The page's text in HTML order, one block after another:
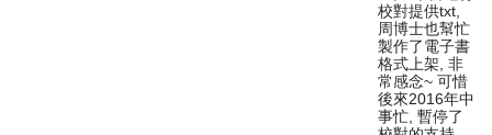
校對提供txt,
周博士也幫忙
製作了電子書
格式上架, 非
常感念~ 可惜
後來2016年中
事忙, 暫停了